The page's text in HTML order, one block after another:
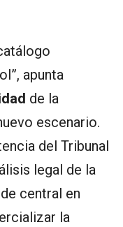
apunta
de la
escenario.
del Tribunal
legal de la
central en
la